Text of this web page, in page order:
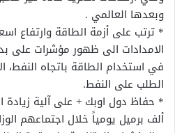
وبعدها العالمي .
* ترتب على أزمة الطاقة وارتفاع
الامدادات الى ظهور مؤشرات على
في استخدام الطاقة باتجاه النفط،
الطلب على النفط.
ألف برميل يومياً خلال اجتماعهم